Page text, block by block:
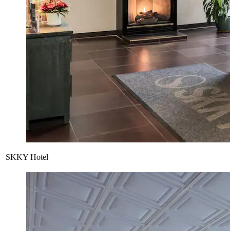
SKKY Hotel